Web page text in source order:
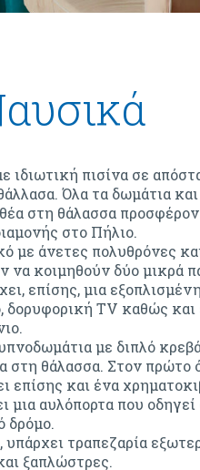
ιδιωτική πισίνα σε
Όλα τα δωμάτια
στη θάλασσα
στο Πήλιο.
με άνετες πολυθρόνες
να κοιμηθούν δύο μικρά
επίσης, μια
δορυφορική TV καθώς και
με διπλό
στη θάλασσα. Στον πρώτο
επίσης και ένα
μια αυλόπορτα που
δρόμο.
τραπεζαρία
ξαπλώστρες.